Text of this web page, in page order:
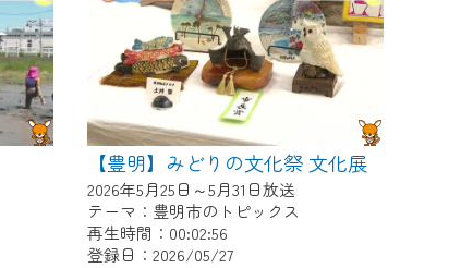
【豊明】みどりの文化祭 文化展
2026年5月25日～5月31日放送
テーマ：豊明市のトピックス
再生時間：00:02:56
登録日：2026/05/27